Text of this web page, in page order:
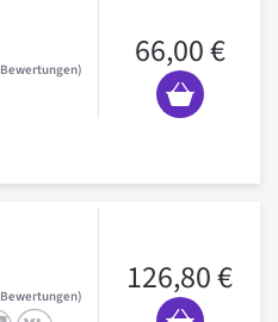
Bewertungen 66,00 €
Bewertungen 126,80 €